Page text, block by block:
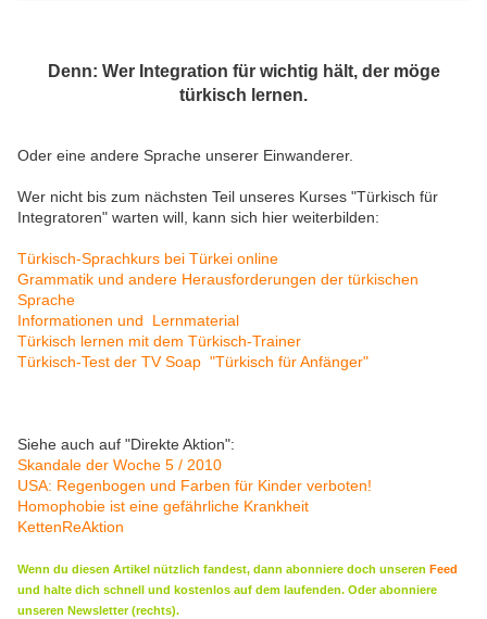
Denn: Wer Integration für wichtig hält, der möge
türkisch lernen.
Oder eine andere Sprache unserer Einwanderer.
Wer nicht bis zum nächsten Teil unseres Kurses "Türkisch für
Integratoren" warten will, kann sich hier weiterbilden:
Türkisch-Sprachkurs bei Türkei online
Grammatik und andere Herausforderungen der türkischen
Sprache
Informationen und Lernmaterial
Türkisch lernen mit dem Türkisch-Trainer
Türkisch-Test der TV Soap "Türkisch für Anfänger"
Siehe auch auf "Direkte Aktion":
Skandale der Woche 5 / 2010
USA: Regenbogen und Farben für Kinder verboten!
Homophobie ist eine gefährliche Krankheit
KettenReAktion
Wenn du diesen Artikel nützlich fandest, dann abonniere doch unseren Feed
und halte dich schnell und kostenlos auf dem laufenden. Oder abonniere
unseren Newsletter (rechts).